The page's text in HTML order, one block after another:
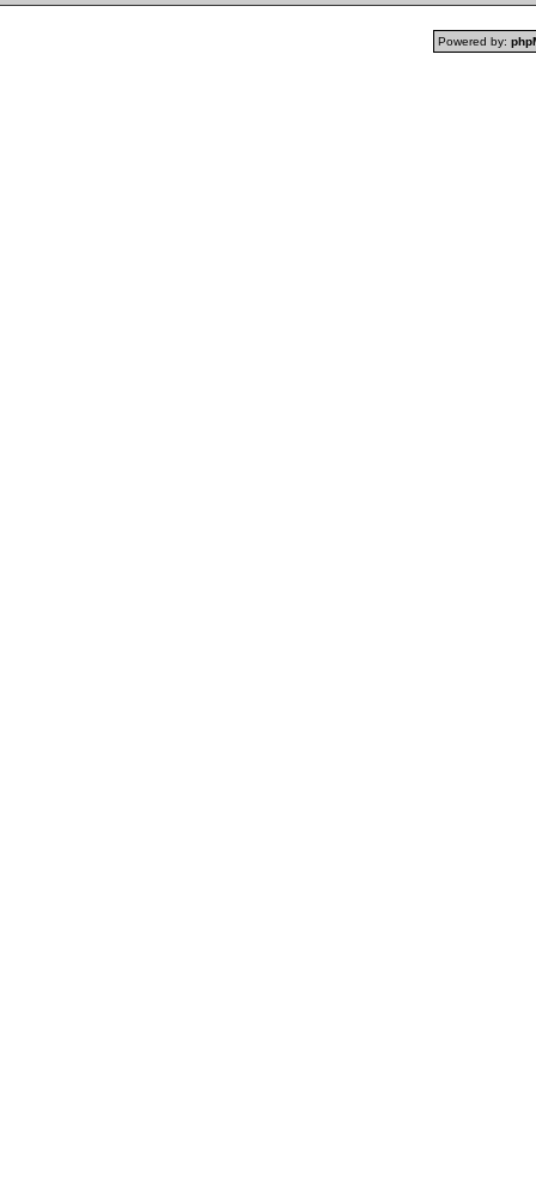
Powered by: